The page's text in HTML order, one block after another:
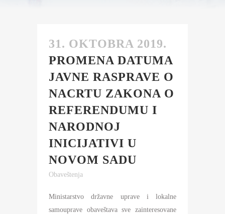
31. OKTOBRA 2019.
PROMENA DATUMA
JAVNE RASPRAVE O
NACRTU ZAKONA O
REFERENDUMU I
NARODNOJ
INICIJATIVI U
NOVOM SADU
Obaveštenja
Ministarstvo državne uprave i lokalne
samouprave obaveštava sve zainteresovane